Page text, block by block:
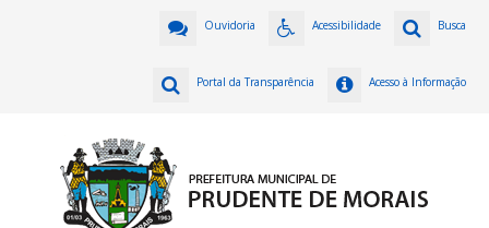
Busca
Acessibilidade
Ouvidoria
Acesso à Informação
Portal da Transparência